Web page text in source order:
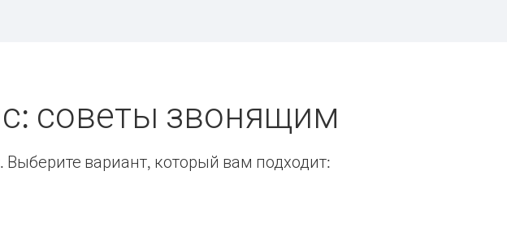
советы звонящим
вариант, который вам подходит: